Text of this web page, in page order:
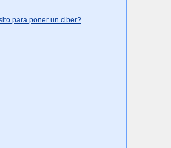
para poner un ciber?